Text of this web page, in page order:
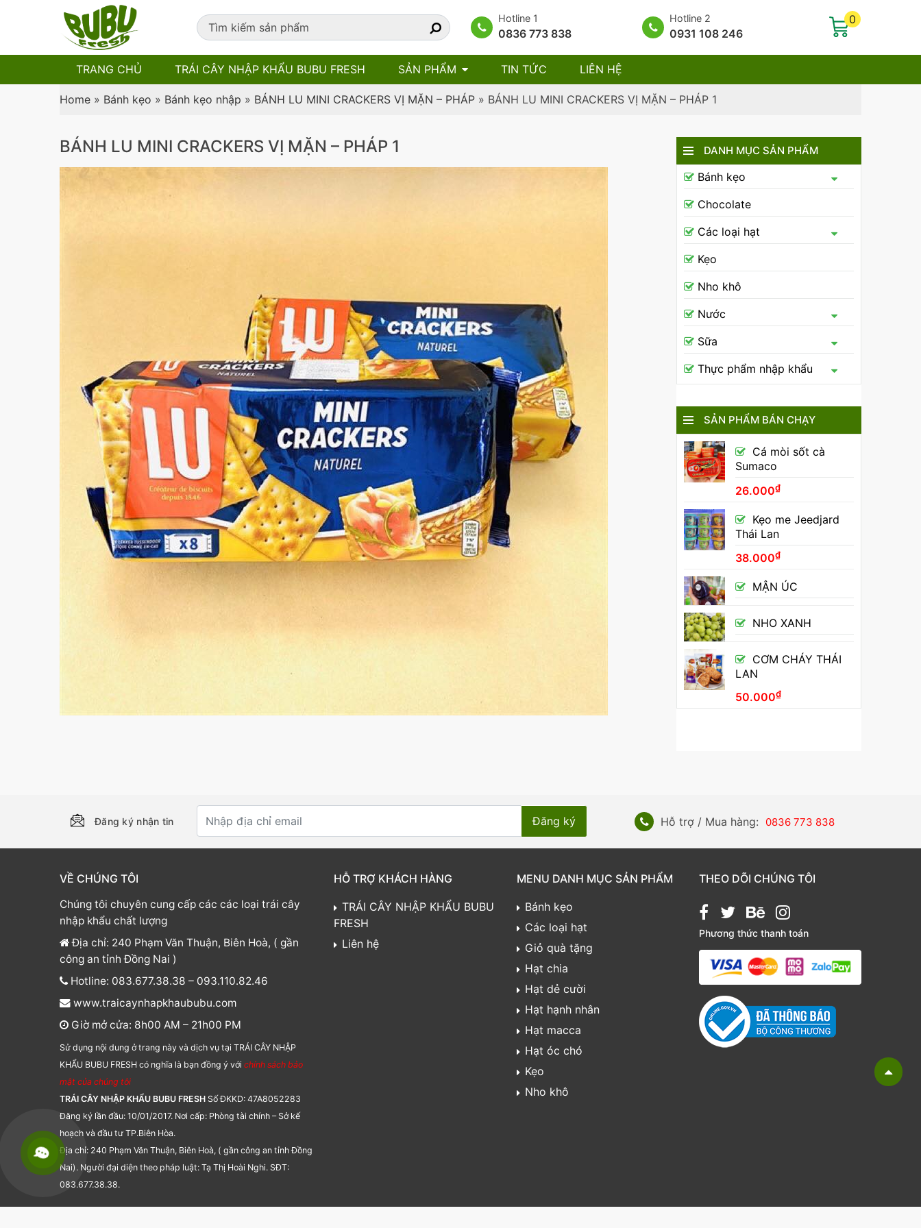
Hotline 1
0836 773 838
Hotline 2
0931 108 246
0
TRANG CHỦ TRÁI CÂY NHẬP KHẨU BUBU FRESH SẢN PHẨM TIN TỨC LIÊN HỆ
Home » Bánh kẹo » Bánh kẹo nhập » BÁNH LU MINI CRACKERS VỊ MẶN – PHÁP » BÁNH LU MINI CRACKERS VỊ MẶN – PHÁP 1
BÁNH LU MINI CRACKERS VỊ MẶN – PHÁP 1 DANH MỤC SẢN PHẨM
Bánh kẹo
Chocolate
Các loại hạt
Kẹo
Nho khô
Nước
Sữa
Thực phẩm nhập khẩu
SẢN PHẨM BÁN CHẠY
Cá mòi sốt cà
Sumaco
26.000₫
Kẹo me Jeedjard
Thái Lan
38.000₫
MẬN ÚC
NHO XANH
CƠM CHÁY THÁI
LAN
50.000₫
Đăng ký nhận tin Hỗ trợ / Mua hàng: 0836 773 838
VỀ CHÚNG TÔI
Chúng tôi chuyên cung cấp các các loại trái cây
nhập khẩu chất lượng
Địa chỉ: 240 Phạm Văn Thuận, Biên Hoà, ( gần
công an tỉnh Đồng Nai )
Hotline: 083.677.38.38 – 093.110.82.46
www.traicaynhapkhaububu.com
Giờ mở cửa: 8h00 AM – 21h00 PM
Sử dụng nội dung ở trang này và dịch vụ tại TRÁI CÂY NHẬP
KHẨU BUBU FRESH có nghĩa là bạn đồng ý với chính sách bảo
mật của chúng tôi
TRÁI CÂY NHẬP KHẨU BUBU FRESH Số ĐKKD: 47A8052283
Đăng ký lần đầu: 10/01/2017. Nơi cấp: Phòng tài chính – Sở kế
hoạch và đầu tư TP.Biên Hòa.
Địa chỉ: 240 Phạm Văn Thuận, Biên Hoà, ( gần công an tỉnh Đồng
Nai). Người đại diện theo pháp luật: Tạ Thị Hoài Nghi. SĐT:
083.677.38.38.
HỖ TRỢ KHÁCH HÀNG
TRÁI CÂY NHẬP KHẨU BUBU
FRESH
Liên hệ
MENU DANH MỤC SẢN PHẨM
Bánh kẹo
Các loại hạt
Giỏ quà tặng
Hạt chia
Hạt dẻ cười
Hạt hạnh nhân
Hạt macca
Hạt óc chó
Kẹo
Nho khô
THEO DÕI CHÚNG TÔI
Phương thức thanh toán